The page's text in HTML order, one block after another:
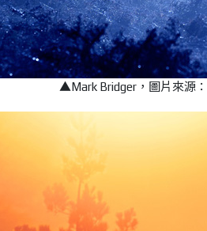
▲Mark Bridger，圖片來源：